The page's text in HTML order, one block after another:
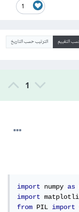
1
التقييم الترتيب حسب التاريخ
1
import numpy as
import
from PIL import